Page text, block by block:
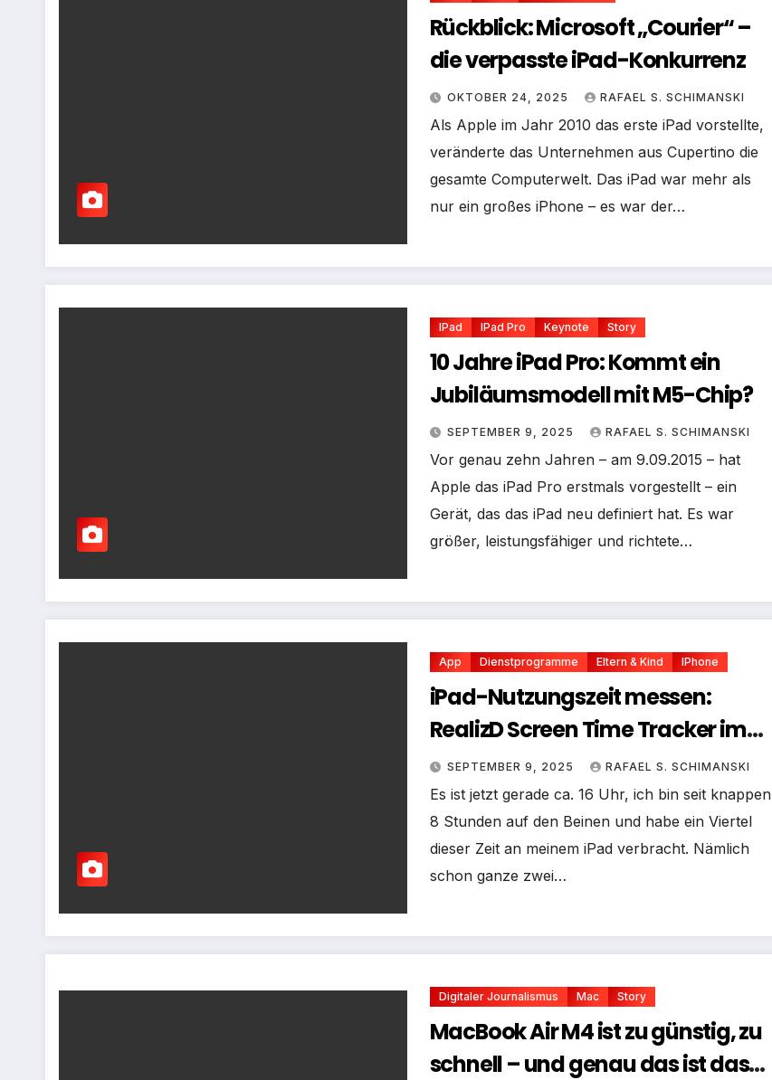
Rückblick: Microsoft „Courier“ –
die verpasste iPad-Konkurrenz
OKTOBER 24, 2025 RAFAEL S. SCHIMANSKI
Als Apple im Jahr 2010 das erste iPad vorstellte,
veränderte das Unternehmen aus Cupertino die
gesamte Computerwelt. Das iPad war mehr als
nur ein großes iPhone – es war der…
IPad IPad Pro Keynote Story
10 Jahre iPad Pro: Kommt ein
Jubiläumsmodell mit M5-Chip?
SEPTEMBER 9, 2025 RAFAEL S. SCHIMANSKI
Vor genau zehn Jahren – am 9.09.2015 – hat
Apple das iPad Pro erstmals vorgestellt – ein
Gerät, das das iPad neu definiert hat. Es war
größer, leistungsfähiger und richtete…
App Dienstprogramme Eltern & Kind IPhone
iPad-Nutzungszeit messen:
RealizD Screen Time Tracker im
Selbsttest
SEPTEMBER 9, 2025 RAFAEL S. SCHIMANSKI
Es ist jetzt gerade ca. 16 Uhr, ich bin seit knappen
8 Stunden auf den Beinen und habe ein Viertel
dieser Zeit an meinem iPad verbracht. Nämlich
schon ganze zwei…
Digitaler Journalismus Mac Story
MacBook Air M4 ist zu günstig, zu
schnell – und genau das ist das